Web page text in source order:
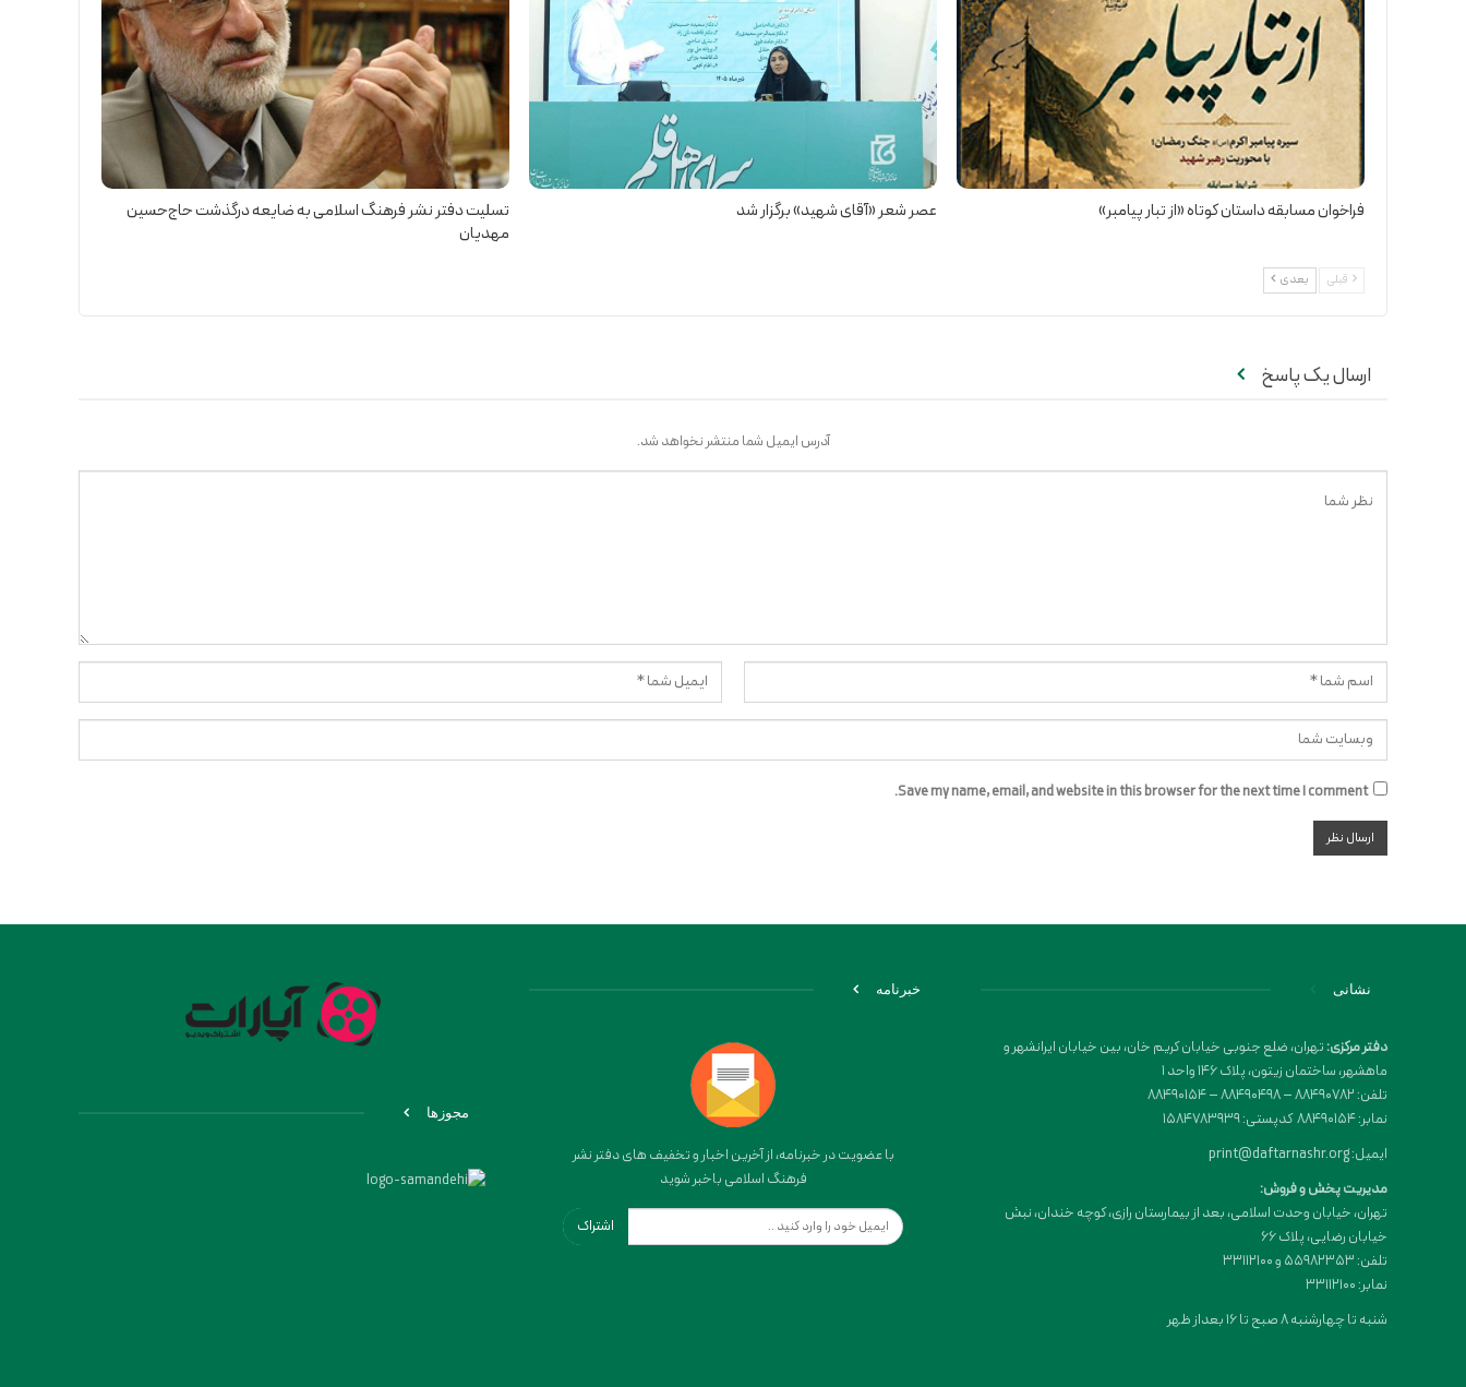
فراخوان مسابقه داستان کوتاه «از تبار پیامبر» عصر شعر «آقای شهید» برگزار شد
تسلیت دفتر نشر فرهنگ اسلامی به ضایعه درگذشت حاج‌حسین
مهدیان
قبلی بعدی
ارسال یک پاسخ
آدرس ایمیل شما منتشر نخواهد شد.
Save my name, email, and website in this browser for the next time I comment.
نشانی
دفتر مرکزی:تهران، ضلع جنوبی خیابان کریم خان، بین خیابان ایرانشهر و
ماهشهر، ساختمان زیتون، پلاک 146 واحد 1
تلفن: 88490782 – 88490498 – 88490154
نمابر: 88490154 کدپستی: 1584783939
ایمیل: print@daftarnashr.org
مدیریت پخش و فروش:
تهران، خیابان وحدت اسلامی، بعد از بیمارستان رازی، کوچه خندان، نبش
خیابان رضایی، پلاک ۶۶
تلفن: 55982353 و 33112100
نمابر: 33112100
شنبه تا چهارشنبه 8 صبح تا 16 بعداز ظهر
خبرنامه
با عضویت در خبرنامه، از آخرین اخبار و تخفیف های دفتر نشر
فرهنگ اسلامی باخبر شوید
اشتراک
مجوزها